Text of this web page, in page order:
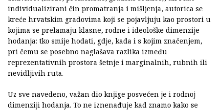
individualizirani čin promatranja i mišljenja, autorica se
kreće hrvatskim gradovima koji se pojavljuju kao prostori u
kojima se prelamaju klasne, rodne i ideološke dimenzije
hodanja: tko smije hodati, gdje, kada i s kojim značenjem,
pri čemu se posebno naglašava razlika između
reprezentativnih prostora šetnje i marginalnih, rubnih ili
nevidljivih ruta.
Uz sve navedeno, važan dio knjige posvećen je i rodnoj
dimenziji hodanja. To ne iznenađuje kad znamo kako se